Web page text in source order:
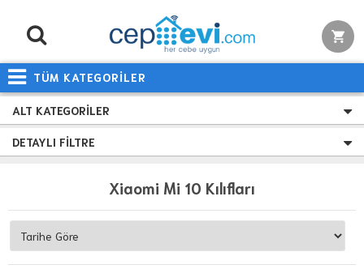
TÜM KATEGORİLER
ALT KATEGORILER
DETAYLI FILTRE
Xiaomi Mi 10 Kılıfları